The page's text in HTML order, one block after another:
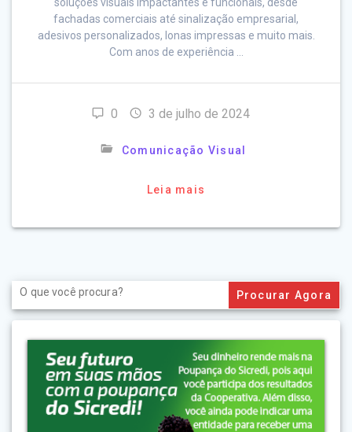
fachadas comerciais até sinalização empresarial,
adesivos personalizados, lonas impressas e muito mais.
Com anos de experiência …
0 3 de julho de 2024
Comunicação Visual
Leia mais
Search
for: